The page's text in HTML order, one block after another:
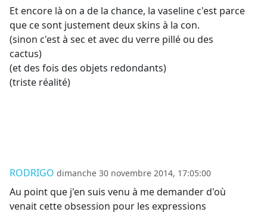
Et encore là on a de la chance, la vaseline c'est parce
que ce sont justement deux skins à la con.
(sinon c'est à sec et avec du verre pillé ou des
cactus)
(et des fois des objets redondants)
(triste réalité)
RODRIGO dimanche 30 novembre 2014, 17:05:00
Au point que j'en suis venu à me demander d'où
venait cette obsession pour les expressions